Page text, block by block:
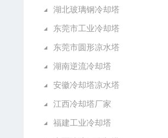
湖北玻璃钢冷却塔
东莞市工业冷却塔
东莞市圆形凉水塔
湖南逆流冷却塔
安徽冷却塔凉水塔
江西冷却塔厂家
福建工业冷却塔